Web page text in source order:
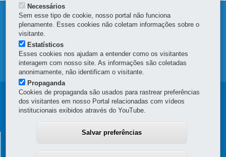
MAPA DO SITE
DENUNCIE CORRUPÇÃO
Navegação
principal
SUPERINTENDÊNCIA GERAL DE
Necessários
Sem esse tipo de cookie, nosso portal não funciona
plenamente. Esses cookies não coletam informações sobre o
visitante.
Estatísticos
Esses cookies nos ajudam a entender como os visitantes
interagem com nosso site. As informações são coletadas
anonimamente, não identificam o visitante.
Propaganda
Cookies de propaganda são usados para rastrear preferências
dos visitantes em nosso Portal relacionadas com vídeos
institucionais exibidos através do YouTube.
Salvar preferências